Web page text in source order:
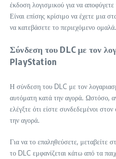
έκδοση λογισμικού για να
Είναι επίσης κρίσιμο να έχετε μια
να κατεβάσετε το περιεχόμενο ομαλά.
Σύνδεση του DLC με τον
PlayStation
Η σύνδεση του DLC με τον
αυτόματη κατά την αγορά. Ωστόσο,
ελέγξτε ότι είστε συνδεδεμένοι
την αγορά.
Για να το επαληθεύσετε, μεταβείτε
το DLC εμφανίζεται κάτω από τα